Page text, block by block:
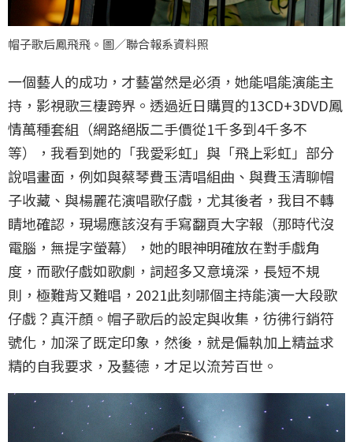
帽子歌后鳳飛飛。圖／聯合報系資料照
一個藝人的成功，才藝當然是必須，她能唱能演能主
持，影視歌三棲跨界。透過近日購買的13CD+3DVD鳳
情萬種套組（網路絕版二手價從1千多到4千多不
等），我看到她的「我愛彩虹」與「飛上彩虹」部分
說唱畫面，例如與蔡琴費玉清唱組曲、與費玉清聊帽
子收藏、與楊麗花演唱歌仔戲，尤其後者，我目不轉
睛地確認，現場應該沒有手寫翻頁大字報（那時代沒
電腦，無提字螢幕），她的眼神明確放在對手戲角
度，而歌仔戲如歌劇，詞超多又意境深，長短不規
則，極難背又難唱，2021此刻哪個主持能演一大段歌
仔戲？真汗顏。帽子歌后的設定與收集，彷彿行銷符
號化，加深了既定印象，然後，就是偏執加上精益求
精的自我要求，及藝德，才足以流芳百世。